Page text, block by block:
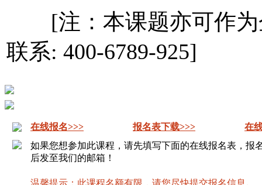
[注：本课题亦可作为
联系: 400-6789-925]
在线报名>>> 报名表下载>>>
在
如果您想参加此课程，请先填写下面的在线报名表，报
后发至我们的邮箱！
温馨提示：此课程名额有限，请您尽快提交报名信息。